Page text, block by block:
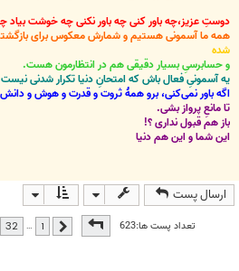
دوستِ عزیز،چه باور کنی چه باور نکنی چه خوشت بیاد
همه ما آسمونی هستیم و شمارش معکوس برای
شده
و حسابرسیِ بسیار دقیقی هم در انتظارمون هست.
یه آسمونیِ فعال باش که امتحانِ دنیا تکرار شدنی
اگه باور نمی‌کنی، برو همۀ ثروت و قدرت و هوش و دانش
تا مانعِ پرواز بشی.
باز هم قبول نداری ؟!
این شما و این هم دنیا
ارسال پست
تعداد پست ها:623
صفحه34 از52 قبلی …
32